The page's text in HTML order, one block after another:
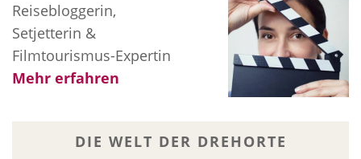
Reisebloggerin,
Setjetterin &
Filmtourismus-Expertin
Mehr erfahren
DIE WELT DER DREHORTE